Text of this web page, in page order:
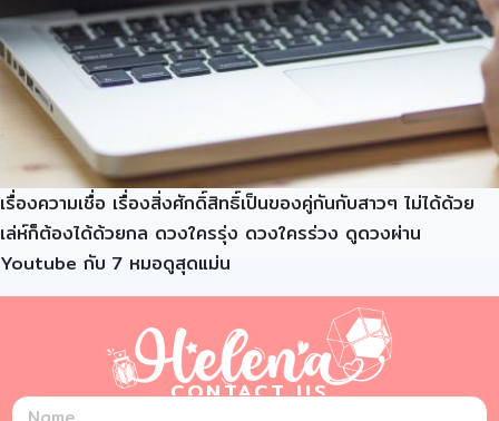
เรื่องความเชื่อ เรื่องสิ่งศักดิ์สิทธิ์เป็นของคู่กันกับสาวๆ ไม่ได้ด้วย
เล่ห์ก็ต้องได้ด้วยกล ดวงใครรุ่ง ดวงใครร่วง ดูดวงผ่าน
Youtube กับ 7 หมอดูสุดแม่น
CONTACT US